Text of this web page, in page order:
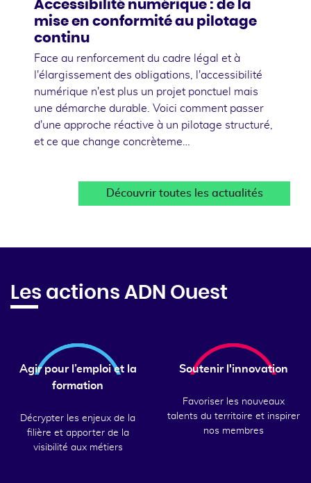
Accessibilité numérique : de la
mise en conformité au pilotage
continu
Face au renforcement du cadre légal et à
l'élargissement des obligations, l'accessibilité
numérique n'est plus un projet ponctuel mais
une démarche durable. Voici comment passer
d'une approche réactive à un pilotage structuré,
et ce que change concrèteme…
Découvrir toutes les actualités
Les actions ADN Ouest
Agir pour l’emploi et la
formation
Décrypter les enjeux de la
filière et apporter de la
visibilité aux métiers
Soutenir l'innovation
Favoriser les nouveaux
talents du territoire et inspirer
nos membres